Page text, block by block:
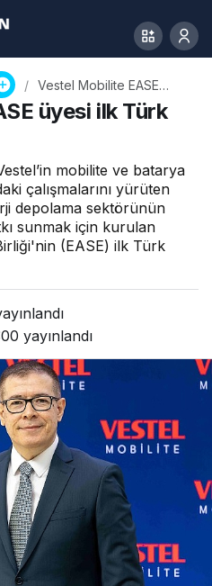
Vestel Mobilite EASE
üyesi ilk Türk şirket oldu
üyesi ilk Türk
mobilite ve batarya
çalışmalarını yürüten
depolama sektörünün
sunmak için kurulan
(EASE) ilk Türk
yayınlandı